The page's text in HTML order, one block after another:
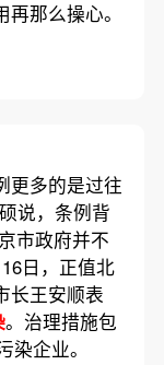
那么操心。
多的是过往
说，条例背
市政府并不
日，正值北
长王安顺表
。治理措施包
企业。